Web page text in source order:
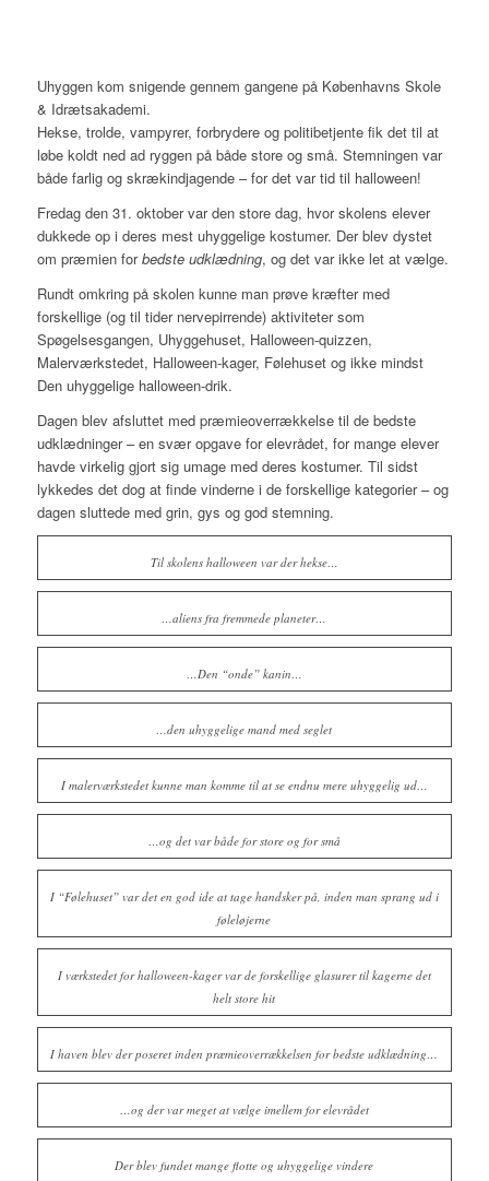
Uhyggen kom snigende gennem gangene på Københavns Skole
& Idrætsakademi.
Hekse, trolde, vampyrer, forbrydere og politibetjente fik det til at
løbe koldt ned ad ryggen på både store og små. Stemningen var
både farlig og skrækindjagende – for det var tid til halloween!
Fredag den 31. oktober var den store dag, hvor skolens elever
dukkede op i deres mest uhyggelige kostumer. Der blev dystet
om præmien forbedste udklædning, og det var ikke let at vælge.
Rundt omkring på skolen kunne man prøve kræfter med
forskellige (og til tider nervepirrende) aktiviteter som
Spøgelsesgangen, Uhyggehuset, Halloween-quizzen,
Malerværkstedet, Halloween-kager, Følehuset og ikke mindst
Den uhyggelige halloween-drik.
Dagen blev afsluttet med præmieoverrækkelse til de bedste
udklædninger – en svær opgave for elevrådet, for mange elever
havde virkelig gjort sig umage med deres kostumer. Til sidst
lykkedes det dog at finde vinderne i de forskellige kategorier – og
dagen sluttede med grin, gys og god stemning.
Til skolens halloween var der hekse…
…aliens fra fremmede planeter…
…Den “onde” kanin…
…den uhyggelige mand med seglet
I malerværkstedet kunne man komme til at se endnu mere uhyggelig ud…
…og det var både for store og for små
I “Følehuset” var det en god ide at tage handsker på, inden man sprang ud i
føleløjerne
I værkstedet for halloween-kager var de forskellige glasurer til kagerne det
helt store hit
I haven blev der poseret inden præmieoverrækkelsen for bedste udklædning…
…og der var meget at vælge imellem for elevrådet
Der blev fundet mange flotte og uhyggelige vindere